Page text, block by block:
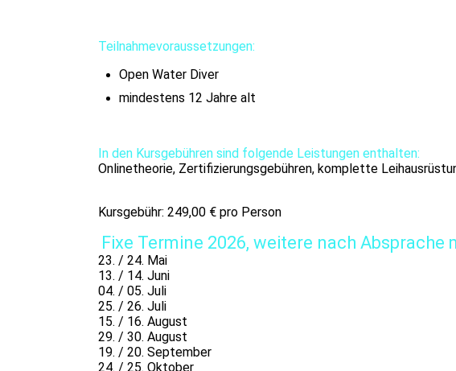
Teilnahmevoraussetzungen:
Open Water Diver
mindestens 12 Jahre alt
In den Kursgebühren sind folgende Leistungen enthalten:
Onlinetheorie, Zertifizierungsgebühren, komplette
Kursgebühr: 249,00 € pro Person
Fixe Termine 2026, weitere nach Absprache
23. / 24. Mai
13. / 14. Juni
04. / 05. Juli
25. / 26. Juli
15. / 16. August
29. / 30. August
19. / 20. September
24. / 25. Oktober